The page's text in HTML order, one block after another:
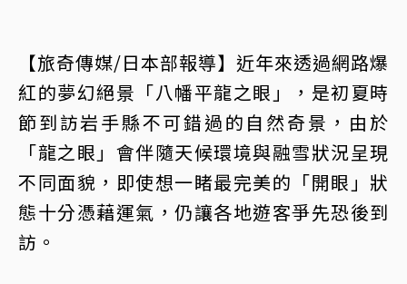
【旅奇傳媒/日本部報導】近年來透過網路爆
紅的夢幻絕景「八幡平龍之眼」，是初夏時
節到訪岩手縣不可錯過的自然奇景，由於
「龍之眼」會伴隨天候環境與融雪狀況呈現
不同面貌，即使想一睹最完美的「開眼」狀
態十分憑藉運氣，仍讓各地遊客爭先恐後到
訪。